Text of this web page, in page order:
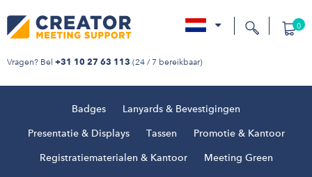
Vragen? Bel +31 10 27 63 113 (24 / 7 bereikbaar)
0
Badges Lanyards & Bevestigingen
Presentatie & Displays Tassen Promotie & Kantoor
Registratiematerialen & Kantoor Meeting Green